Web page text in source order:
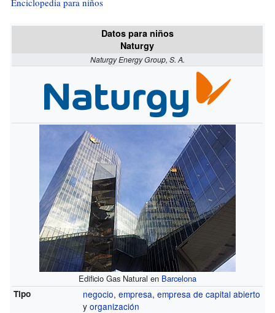
Enciclopedia para niños
Datos para niños
Naturgy
Naturgy Energy Group, S. A.
Edificio Gas Natural en Barcelona
Tipo
negocio,empresa,empresa de capital abierto
yorganización